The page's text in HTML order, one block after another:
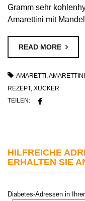
Gramm sehr
Amarettini mit
READ MORE
AMARETTI ,AMARETTINI
REZEPT, XUCKER
TEILEN:
HILFREICHE
ERHALTEN SIE
Diabetes-Adressen in